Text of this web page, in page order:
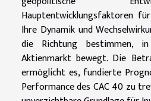
Hauptentwicklungsfaktoren
Ihre Dynamik und
die Richtung bestimmen,
Aktienmarkt bewegt. Die
ermöglicht es, fundierte
Performance des CAC 40 zu